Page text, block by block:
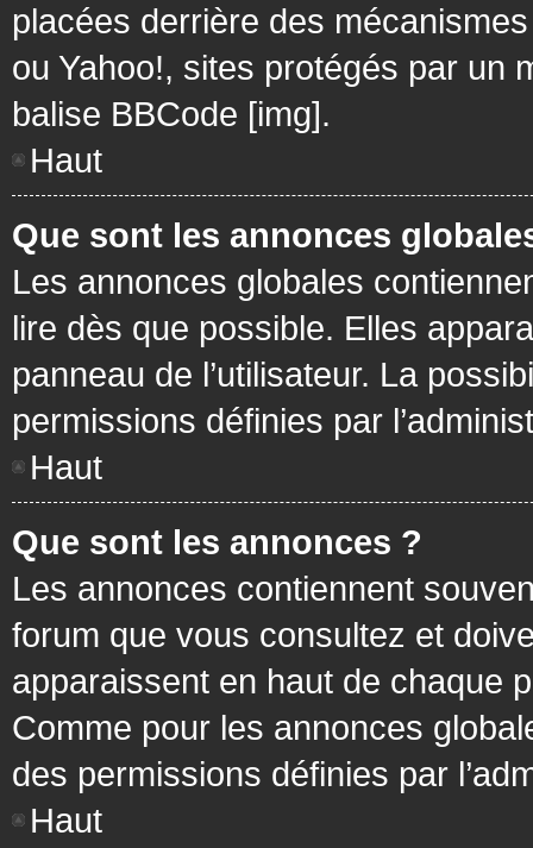
placées derrière des
ou Yahoo!, sites protégés par un
balise BBCode [img].
Haut
Que sont les annonces
Les annonces globales
lire dès que possible. Elles
panneau de l’utilisateur. La
permissions définies par
Haut
Que sont les annonces ?
Les annonces contiennent
forum que vous consultez et
apparaissent en haut de chaque
Comme pour les annonces
des permissions définies par
Haut